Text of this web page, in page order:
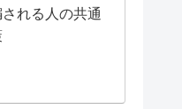
れる人の共通